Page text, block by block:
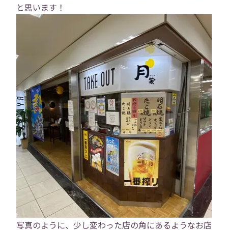
と思います！
写真のように、少し変わった店の角にあるようなお店